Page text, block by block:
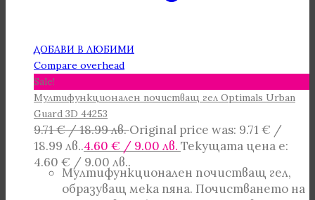
ДОБАВИ В ЛЮБИМИ
Compare overhead
Sale!
Мултифункционален почистващ гел Optimals Urban
Guard 3D 44253
9.71€/ 18.99 лв.Original price was: 9.71 € /
18.99 лв..4.60 € / 9.00 лв. Текущата цена е:
4.60 € / 9.00 лв..
Мултифункционален почистващ гел,
образуващ мека пяна. Почистването на